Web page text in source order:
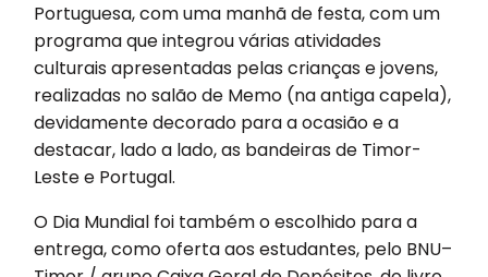
Portuguesa, com uma manhã de festa, com um
programa que integrou várias atividades
culturais apresentadas pelas crianças e jovens,
realizadas no salão de Memo (na antiga capela),
devidamente decorado para a ocasião e a
destacar, lado a lado, as bandeiras de Timor-
Leste e Portugal.
O Dia Mundial foi também o escolhido para a
entrega, como oferta aos estudantes, pelo BNU–